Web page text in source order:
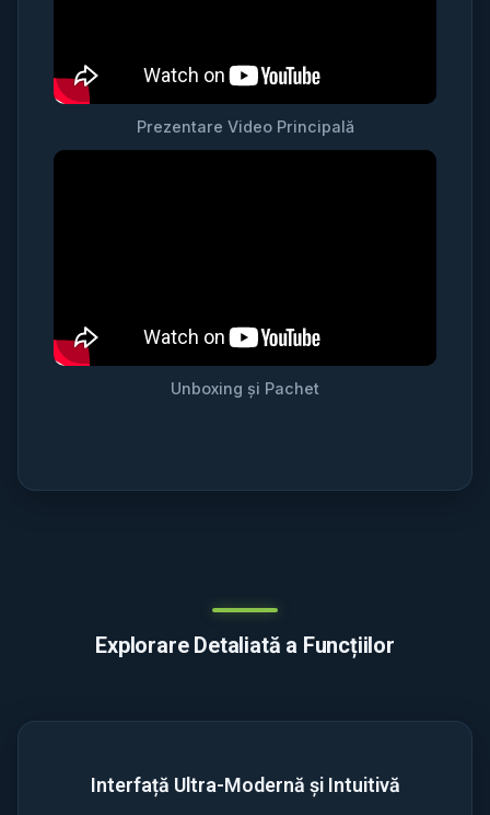
Prezentare Video Principală
Unboxing și Pachet
Explorare Detaliată a Funcțiilor
Interfață Ultra-Modernă și Intuitivă